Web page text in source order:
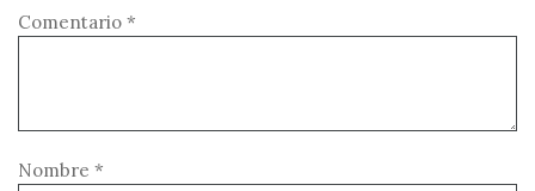
Comentario *
Nombre *